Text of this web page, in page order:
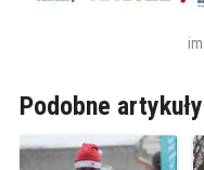
Podobne artykuły